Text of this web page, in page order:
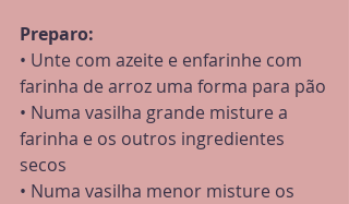
Preparo:
• Unte com azeite e enfarinhe com
farinha de arroz uma forma para pão
• Numa vasilha grande misture a
farinha e os outros ingredientes
secos
• Numa vasilha menor misture os